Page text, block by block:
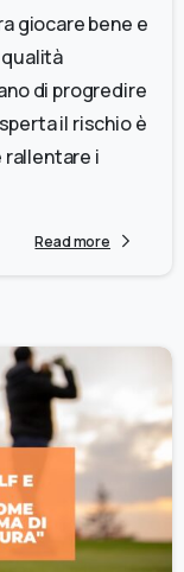
giocare bene e
di progredire
il rischio è
i
Read more